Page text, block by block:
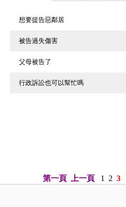
想要提告惡鄰居
被告過失傷害
父母被告了
行政訴訟也可以幫忙嗎
第一頁 上一頁 1 2 3